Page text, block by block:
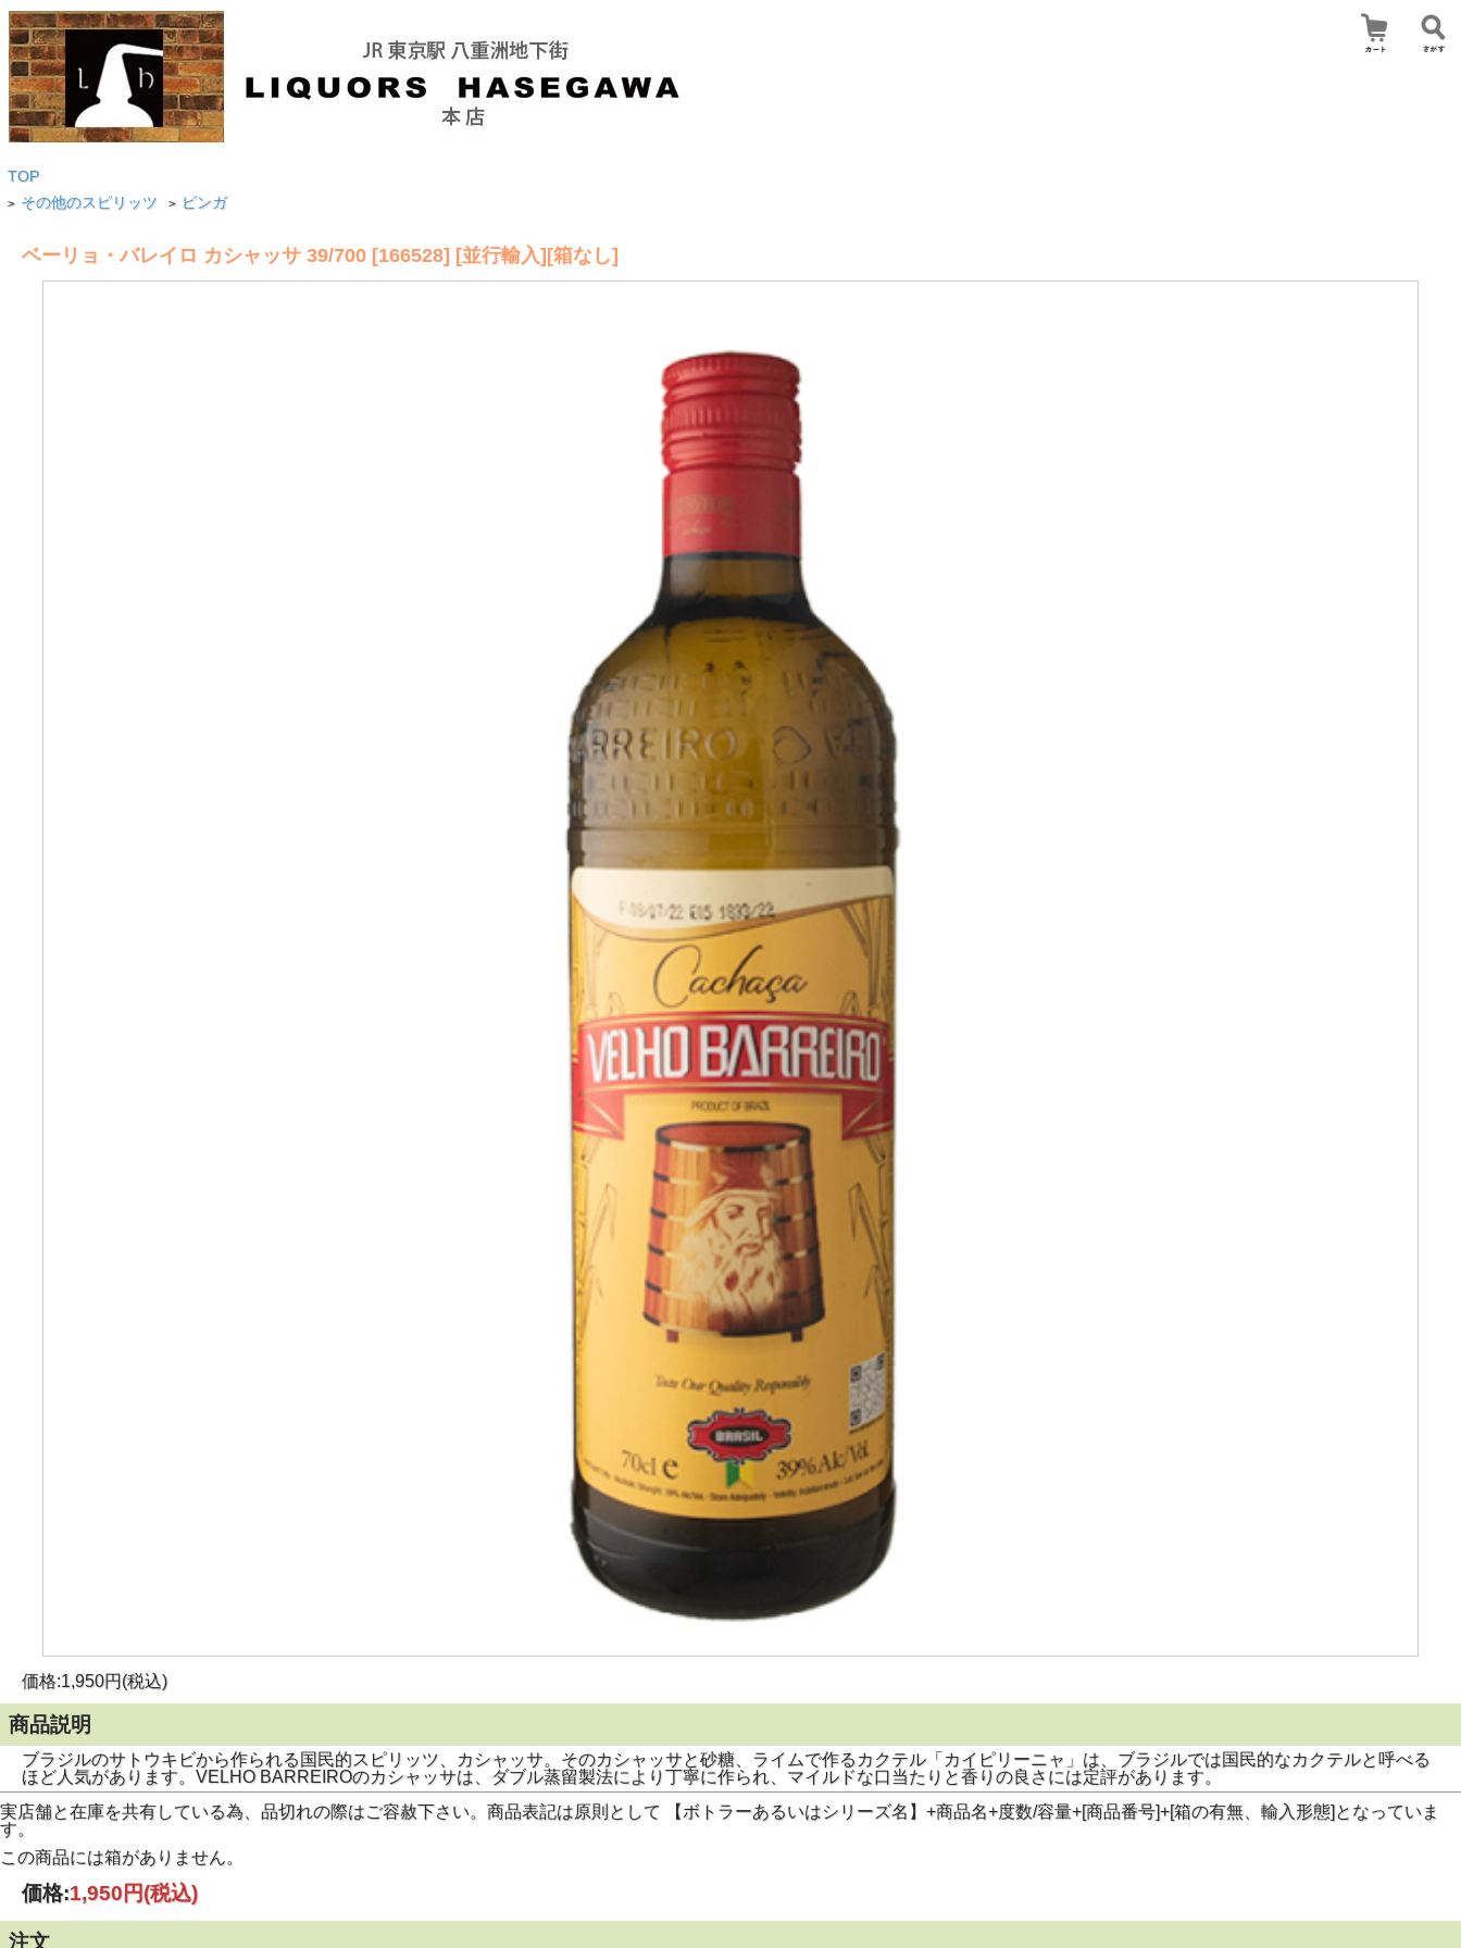
TOP
> その他のスピリッツ > ピンガ
ベーリョ・バレイロ カシャッサ 39/700 [166528] [並行輸入][箱なし]
価格:1,950円(税込)
商品説明
ブラジルのサトウキビから作られる国民的スピリッツ、カシャッサ。そのカシャッサと砂糖、ライムで作るカクテル「カイピリーニャ」は、ブラジルでは国民的なカクテルと呼べる
ほど人気があります。VELHO BARREIROのカシャッサは、ダブル蒸留製法により丁寧に作られ、マイルドな口当たりと香りの良さには定評があります。
実店舗と在庫を共有している為、品切れの際はご容赦下さい。商品表記は原則として 【ボトラーあるいはシリーズ名】+商品名+度数/容量+[商品番号]+[箱の有無、輸入形態]となっていま
す。
この商品には箱がありません。
価格:1,950円(税込)
注文